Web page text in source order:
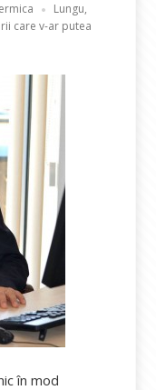
Lungu,
care v-ar putea
în mod